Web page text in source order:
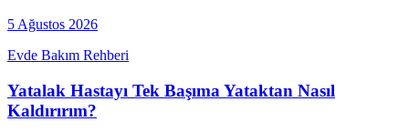
5 Ağustos 2026
Evde Bakım Rehberi
Yatalak Hastayı Tek Başıma Yataktan Nasıl
Kaldırırım?